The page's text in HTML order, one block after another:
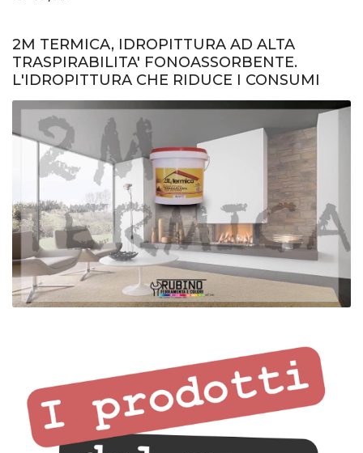
2M TERMICA, IDROPITTURA AD ALTA
TRASPIRABILITA' FONOASSORBENTE.
L'IDROPITTURA CHE RIDUCE I CONSUMI